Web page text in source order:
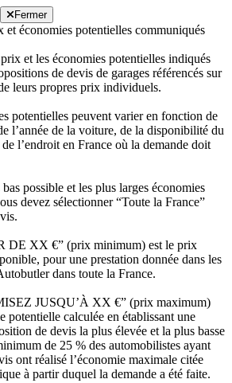
Fermer
économies potentielles communiqués
et les économies potentielles indiqués
de devis de garages référencés sur
leurs propres prix individuels.
potentielles peuvent varier en fonction de
l’année de la voiture, de la disponibilité du
l’endroit en France où la demande doit
possible et les plus larges économies
devez sélectionner “Toute la France”
DE XX €” (prix minimum) est le prix
pour une prestation donnée dans les
dans toute la France.
JUSQU’À XX €” (prix maximum)
potentielle calculée en établissant une
de devis la plus élevée et la plus basse
de 25 % des automobilistes ayant
ont réalisé l’économie maximale citée
à partir duquel la demande a été faite.